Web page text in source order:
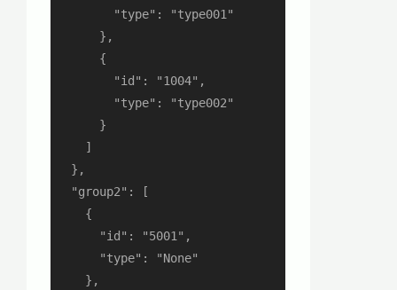
        "type": "type001"
      },
      {
        "id": "1004",
        "type": "type002"
      }
    ]
  },
  "group2": [
    {
      "id": "5001",
      "type": "None"
    },